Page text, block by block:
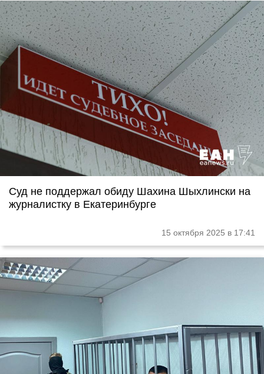
Суд не поддержал обиду Шахина Шыхлински на
журналистку в Екатеринбурге
15 октября 2025 в 17:41